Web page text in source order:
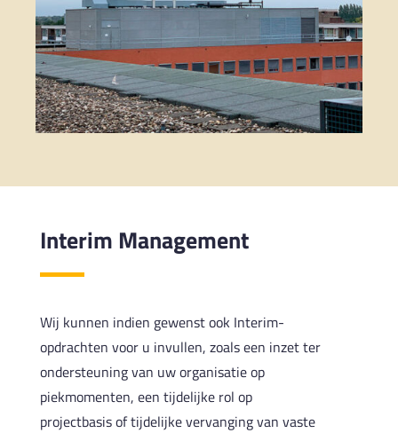
Interim Management
Wij kunnen indien gewenst ook Interim-
opdrachten voor u invullen, zoals een inzet ter
ondersteuning van uw organisatie op
piekmomenten, een tijdelijke rol op
projectbasis of tijdelijke vervanging van vaste